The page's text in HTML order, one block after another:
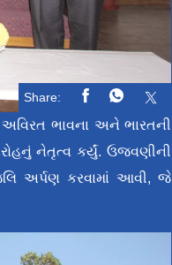
Share:
ભાવના અને ભારતની
નેતૃત્વ કર્યું. ઉજવણીની
અર્પણ કરવામાં આવી, જે